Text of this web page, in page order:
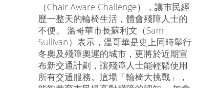
（Chair Aware Challenge），讓市民經
歷一整天的輪椅生活，體會殘障人士的
不便。 溫哥華市長蘇利文（Sam
Sullivan）表示，溫哥華是史上同時舉行
冬奧及殘障奧運的城市，更將於近期宣
布新交通計劃，讓殘障人士能輕鬆使用
所有交通服務。這場「輪椅大挑戰」，